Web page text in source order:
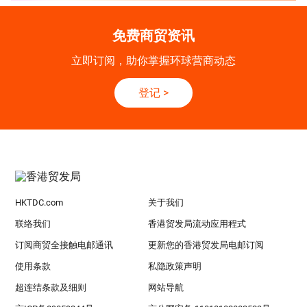
免费商贸资讯
立即订阅，助你掌握环球营商动态
登记 >
HKTDC.com 关于我们
联络我们 香港贸发局流动应用程式
订阅商贸全接触电邮通讯 更新您的香港贸发局电邮订阅
使用条款 私隐政策声明
超连结条款及细则 网站导航